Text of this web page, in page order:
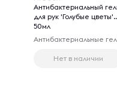
Антибактериальный
для рук 'Голубые цветы'
50мл
Антибактериальные
Нет в наличии